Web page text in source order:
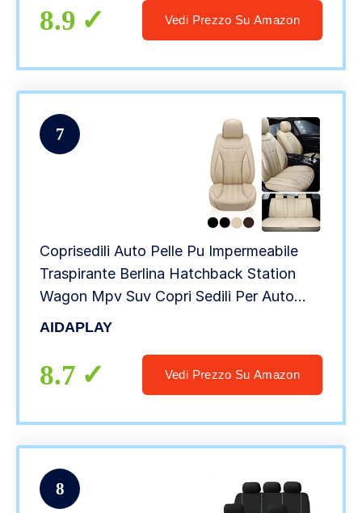
8.9 Vedi Prezzo Su Amazon
7
Coprisedili Auto Pelle Pu Impermeabile
Traspirante Berlina Hatchback Station
Wagon Mpv Suv Copri Sedili Per Auto
Coprisedili Auto Universale Accessori
AIDAPLAY
8.7 Vedi Prezzo Su Amazon
8